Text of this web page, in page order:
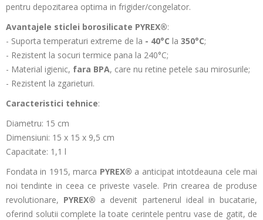
pentru depozitarea optima in frigider/congelator.
Avantajele sticlei borosilicate PYREX®:
- Suporta temperaturi extreme de la - 40°C la 350°C;
- Rezistent la socuri termice pana la 240°C;
- Material igienic, fara BPA, care nu retine petele sau mirosurile;
- Rezistent la zgarieturi.
Caracteristici tehnice:
Diametru: 15 cm
Dimensiuni: 15 x 15 x 9,5 cm
Capacitate: 1,1 l
Fondata in 1915, marca PYREX® a anticipat intotdeauna cele mai
noi tendinte in ceea ce priveste vasele. Prin crearea de produse
revolutionare, PYREX® a devenit partenerul ideal in bucatarie,
oferind solutii complete la toate cerintele pentru vase de gatit, de